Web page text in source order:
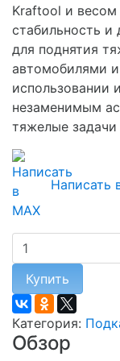
Kraftool и весом
стабильность и
для поднятия
автомобилями
использовании
незаменимым
тяжелые
Написать
Купить
Категория:
Обзор